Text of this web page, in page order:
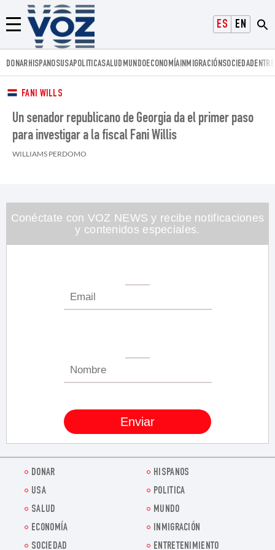
ESPAÑOLENGLISH
Menú
Voz.us
DONARHISPANOSUSAPOLITICASALUD MUNDOECONOMÍAINMIGRACIÓNSOCIEDAD
FANI WILLS
Un senador republicano de Georgia da el primer paso
para investigar a la fiscal Fani Willis
WILLIAMS PERDOMO
Conéctate con VOZ NEWS y recibe notificaciones
y contenidos especiales.
DONAR
HISPANOS
USA
POLITICA
SALUD
MUNDO
ECONOMÍA
INMIGRACIÓN
SOCIEDAD
ENTRETENIMIENTO